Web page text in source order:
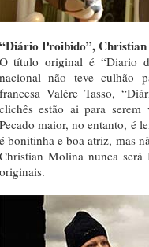
“Diário Proibido”,
O título original é “Diario
nacional não teve culhão
francesa Valére Tasso,
clichês estão ai para
Pecado maior, no entanto, é
é bonitinha e boa atriz, mas
Christian Molina nunca
originais.